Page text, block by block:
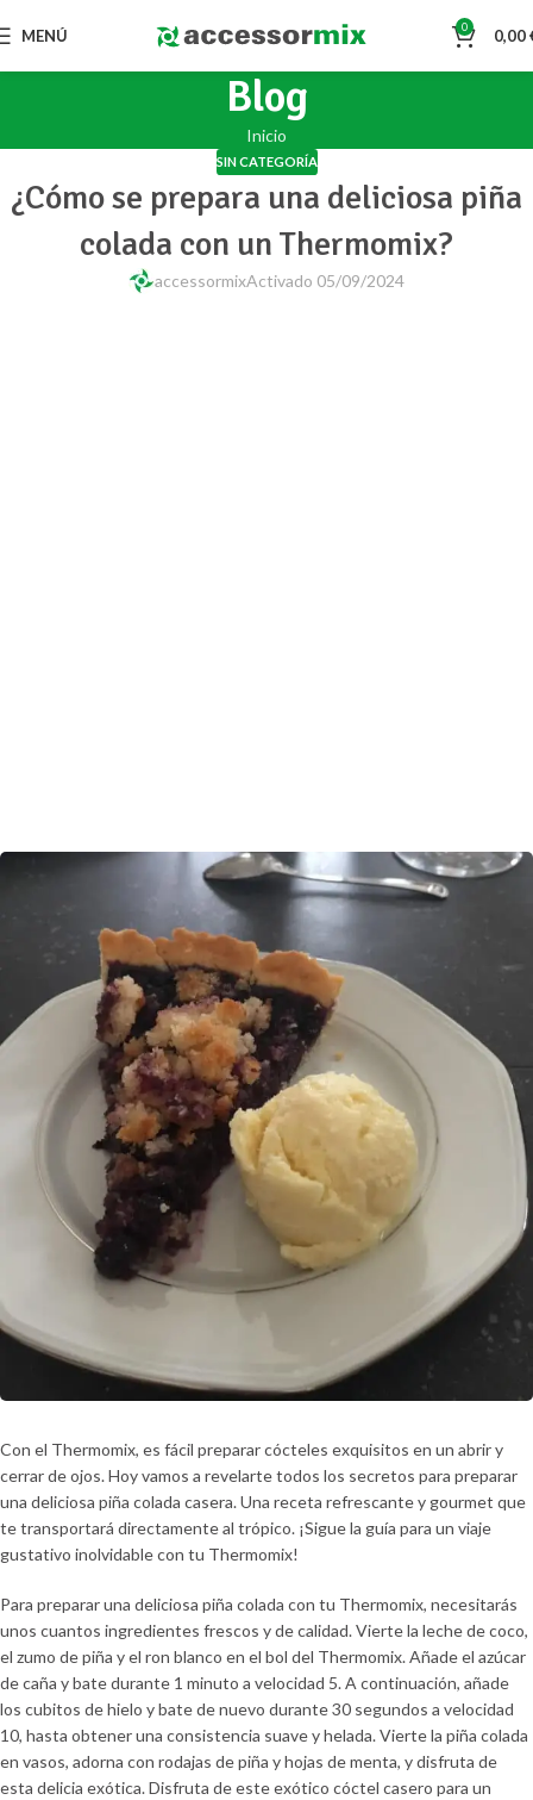
MENÚ 0 0,00
Blog
Inicio
SIN CATEGORÍA
¿Cómo se prepara una deliciosa piña
colada con un Thermomix?
accessormixActivado 05/09/2024
Con el Thermomix, es fácil preparar cócteles exquisitos en un abrir y
cerrar de ojos. Hoy vamos a revelarte todos los secretos para preparar
una deliciosa piña colada casera. Una receta refrescante y gourmet que
te transportará directamente al trópico. ¡Sigue la guía para un viaje
gustativo inolvidable con tu Thermomix!
Para preparar una deliciosa piña colada con tu Thermomix, necesitarás
unos cuantos ingredientes frescos y de calidad. Vierte la leche de coco,
el zumo de piña y el ron blanco en el bol del Thermomix. Añade el azúcar
de caña y bate durante 1 minuto a velocidad 5. A continuación, añade
los cubitos de hielo y bate de nuevo durante 30 segundos a velocidad
10, hasta obtener una consistencia suave y helada. Vierte la piña colada
en vasos, adorna con rodajas de piña y hojas de menta, y disfruta de
esta delicia exótica. Disfruta de este exótico cóctel casero para un